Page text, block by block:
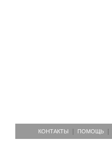
КОНТАКТЫ ПОМОЩЬ